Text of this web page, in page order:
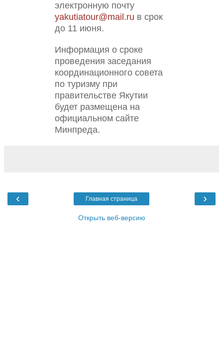
электронную почту
yakutiatour@mail.ru в срок
до 11 июня.
Информация о сроке
проведения заседания
координационного совета
по туризму при
правительстве Якутии
будет размещена на
официальном сайте
Минпреда.
‹ ›
Главная страница
Открыть веб-версию